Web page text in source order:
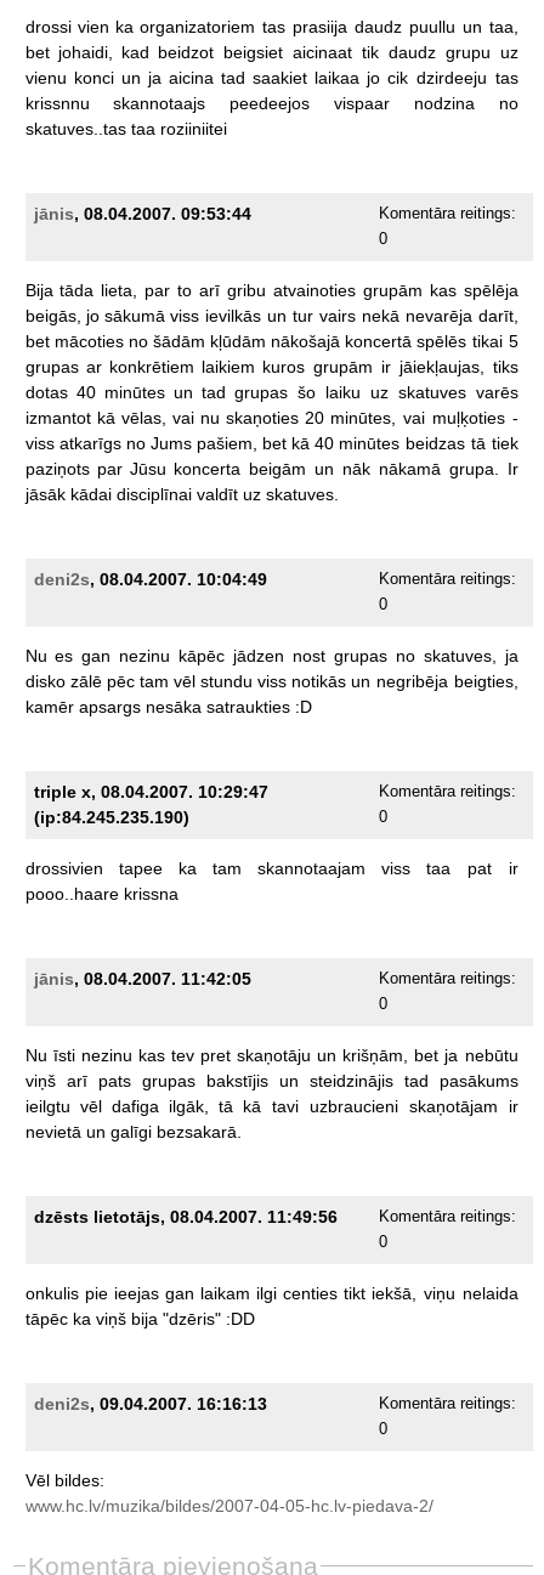
drossi vien ka organizatoriem tas prasiija daudz puullu un taa,
bet johaidi, kad beidzot beigsiet aicinaat tik daudz grupu uz
vienu konci un ja aicina tad saakiet laikaa jo cik dzirdeeju tas
krissnnu
skannotaajs peedeejos vispaar nodzina
no
skatuves..tas taa roziiniitei
jānis, 08.04.2007. 09:53:44
Komentāra reitings:
0
Bija tāda lieta, par to arī gribu atvainoties grupām kas spēlēja
beigās, jo sākumā viss ievilkās un tur vairs nekā nevarēja darīt,
bet mācoties no šādām kļūdām nākošajā koncertā spēlēs tikai 5
grupas ar konkrētiem laikiem kuros grupām ir jāiekļaujas,
tiks
dotas 40 minūtes un tad grupas šo laiku uz skatuves varēs
izmantot kā vēlas, vai nu skaņoties 20 minūtes, vai muļķoties -
viss atkarīgs no Jums pašiem, bet kā 40 minūtes beidzas tā tiek
paziņots par Jūsu koncerta beigām un nāk nākamā grupa.
Ir
jāsāk kādai disciplīnai valdīt uz skatuves.
deni2s, 08.04.2007. 10:04:49
Komentāra reitings:
0
Nu es gan nezinu kāpēc jādzen nost grupas no skatuves,
ja
disko zālē pēc tam vēl stundu viss notikās un negribēja beigties,
kamēr apsargs nesāka satraukties :D
triple x, 08.04.2007. 10:29:47
(ip:84.245.235.190)
Komentāra reitings:
0
drossivien tapee ka tam skannotaajam viss taa pat
ir
pooo..haare krissna
jānis, 08.04.2007. 11:42:05
Komentāra reitings:
0
Nu īsti nezinu kas tev pret skaņotāju un krišņām, bet ja nebūtu
viņš arī pats grupas bakstījis un steidzinājis tad
pasākums
ieilgtu vēl dafiga ilgāk, tā kā tavi uzbraucieni skaņotājam
ir
nevietā un galīgi bezsakarā.
dzēsts lietotājs, 08.04.2007. 11:49:56
Komentāra reitings:
0
onkulis pie ieejas gan laikam ilgi centies tikt iekšā, viņu nelaida
tāpēc ka viņš bija "dzēris" :DD
deni2s, 09.04.2007. 16:16:13
Komentāra reitings:
0
Vēl bildes:
www.hc.lv/muzika/bildes/2007-04-05-hc.lv-piedava-2/
Komentāra pievienošana